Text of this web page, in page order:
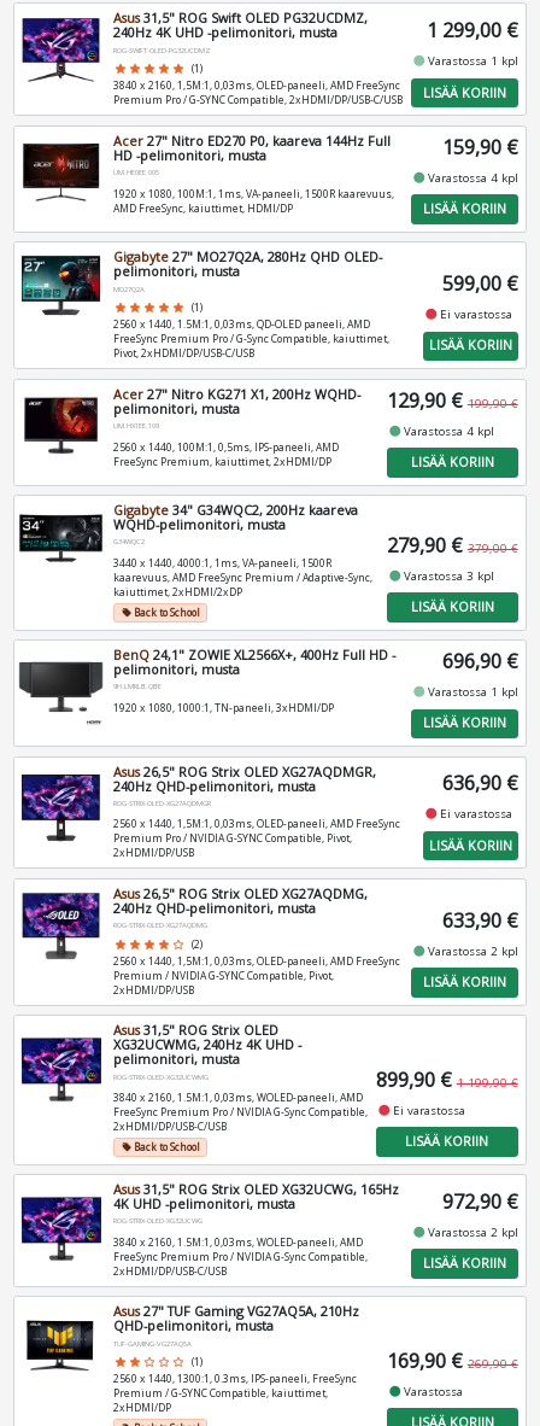
Asus31,5" ROG Swift OLED PG32UCDMZ,
240Hz 4K UHD -pelimonitori, musta
ROG-SWIFT-OLED-PG32UCDMZ
star star star star star (1)
3840 x 2160, 1,5M:1, 0,03ms, OLED-paneeli, AMD FreeSync
Premium Pro / G-SYNC Compatible, 2xHDMI/DP/USB-C/USB
1 299,00 €
fiber_manual_recordVarastossa 1 kpl
LISÄÄ KORIIN
Acer 27" Nitro ED270 P0, kaareva 144Hz Full
HD -pelimonitori, musta
UM.HE0EE.005
1920 x 1080, 100M:1, 1ms, VA-paneeli, 1500R kaarevuus,
AMD FreeSync, kaiuttimet, HDMI/DP
159,90 €
fiber_manual_recordVarastossa 4 kpl
LISÄÄ KORIIN
Gigabyte 27" MO27Q2A, 280Hz QHD OLED-
pelimonitori, musta
MO27Q2A
star star star star star (1)
2560 x 1440, 1.5M:1, 0,03ms, QD-OLED paneeli, AMD
FreeSync Premium Pro / G-Sync Compatible, kaiuttimet,
Pivot, 2xHDMI/DP/USB-C/USB
599,00 €
fiber_manual_record Ei varastossa
LISÄÄ KORIIN
Acer 27" Nitro KG271 X1, 200Hz WQHD-
pelimonitori, musta
UM.HX1EE.109
2560 x 1440, 100M:1, 0,5ms, IPS-paneeli, AMD
FreeSync Premium, kaiuttimet, 2xHDMI/DP
129,90 € 199,90 €
fiber_manual_recordVarastossa 4 kpl
LISÄÄ KORIIN
Gigabyte 34" G34WQC2, 200Hz kaareva
WQHD-pelimonitori, musta
G34WQC2
3440 x 1440, 4000:1, 1ms, VA-paneeli, 1500R
kaarevuus, AMD FreeSync Premium / Adaptive-Sync,
kaiuttimet, 2xHDMI/2xDP
local_offerBack to School
279,90 € 379,00 €
fiber_manual_recordVarastossa 3 kpl
LISÄÄ KORIIN
BenQ 24,1" ZOWIE XL2566X+, 400Hz Full HD -
pelimonitori, musta
9H.LMRLB.QBE
1920 x 1080, 1000:1, TN-paneeli, 3xHDMI/DP
696,90 €
fiber_manual_recordVarastossa 1 kpl
LISÄÄ KORIIN
Asus26,5" ROG Strix OLED XG27AQDMGR,
240Hz QHD-pelimonitori, musta
ROG-STRIX-OLED-XG27AQDMGR
2560 x 1440, 1,5M:1, 0,03ms, OLED-paneeli, AMD FreeSync
Premium Pro / NVIDIA G-SYNC Compatible, Pivot,
2xHDMI/DP/USB
636,90 €
fiber_manual_record Ei varastossa
LISÄÄ KORIIN
Asus26,5" ROG Strix OLED XG27AQDMG,
240Hz QHD-pelimonitori, musta
ROG-STRIX-OLED-XG27AQDMG
star star star star star_border (2)
2560 x 1440, 1,5M:1, 0,03ms, OLED-paneeli, AMD FreeSync
Premium / NVIDIA G-SYNC Compatible, Pivot,
2xHDMI/DP/USB
633,90 €
fiber_manual_recordVarastossa 2 kpl
LISÄÄ KORIIN
Asus31,5" ROG Strix OLED
XG32UCWMG, 240Hz 4K UHD -
pelimonitori, musta
ROG-STRIX-OLED-XG32UCWMG
3840 x 2160, 1.5M:1, 0,03ms, WOLED-paneeli, AMD
FreeSync Premium Pro / NVIDIA G-Sync Compatible,
2xHDMI/DP/USB-C/USB
local_offerBack to School
899,90 € 1 199,90 €
fiber_manual_record Ei varastossa
LISÄÄ KORIIN
Asus31,5" ROG Strix OLED XG32UCWG, 165Hz
4K UHD -pelimonitori, musta
ROG-STRIX-OLED-XG32UCWG
3840 x 2160, 1.5M:1, 0,03ms, WOLED-paneeli, AMD
FreeSync Premium Pro / NVIDIA G-Sync Compatible,
2xHDMI/DP/USB-C/USB
972,90 €
fiber_manual_recordVarastossa 2 kpl
LISÄÄ KORIIN
Asus27" TUF Gaming VG27AQ5A, 210Hz
QHD-pelimonitori, musta
TUF-GAMING-VG27AQ5A
star star star_border star_border star_border (1)
2560 x 1440, 1300:1, 0.3ms, IPS-paneeli, FreeSync
Premium / G-SYNC Compatible, kaiuttimet,
2xHDMI/DP
169,90 € 269,90 €
fiber_manual_recordVarastossa
LISÄÄ KORIIN